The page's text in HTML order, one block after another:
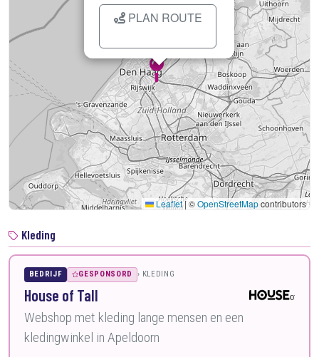
Kaart laden...
PLAN ROUTE
Leaflet|©OpenStreetMapcontributors
Kleding
BEDRIJF GESPONSORD KLEDING
House of Tall
Webshop met kleding lange mensen en een
kledingwinkel in Apeldoorn